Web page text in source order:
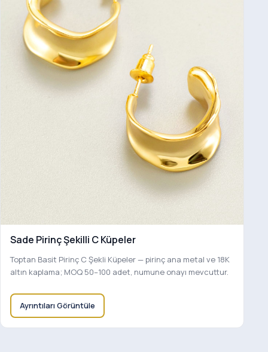
Sade Pirinç Şekilli C Küpeler
Toptan Basit Pirinç C Şekli Küpeler — pirinç ana metal ve 18K
altın kaplama; MOQ 50–100 adet, numune onayı mevcuttur.
Ayrıntıları Görüntüle